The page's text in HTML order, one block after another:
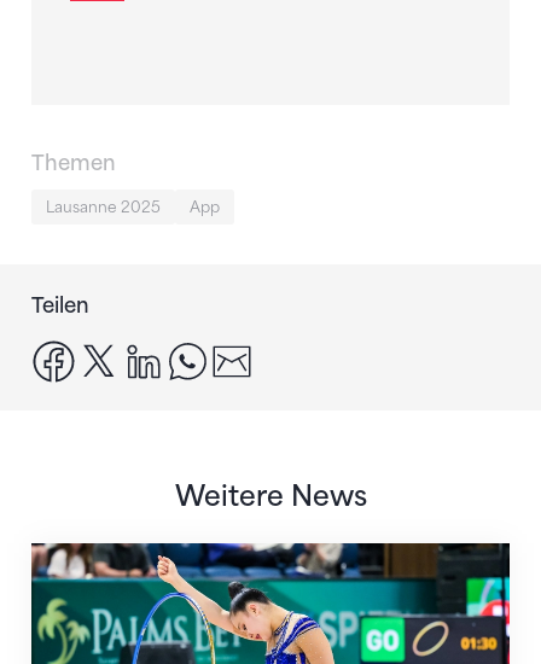
Themen
Lausanne 2025 App
Teilen
facebook
x linkedinwhatsapp
Weitere News
Nächster Halt: Weltmeisterschaft